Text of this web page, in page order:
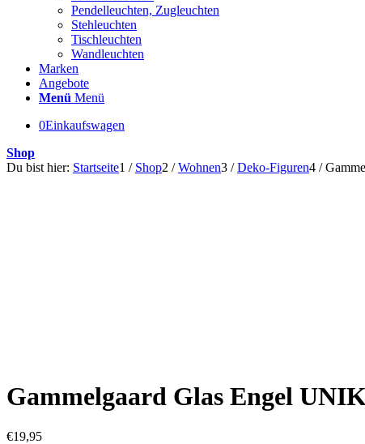
Pendelleuchten, Zugleuchten
Stehleuchten
Tischleuchten
Wandleuchten
Marken
Angebote
Menü Menü
0Einkaufswagen
Shop
Du bist hier: Startseite1 / Shop2 / Wohnen3 / Deko-Figuren4 /
Gammelgaard Glas Engel
€19,95